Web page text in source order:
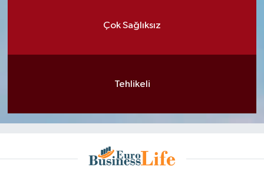
Çok Sağlıksız
Tehlikeli